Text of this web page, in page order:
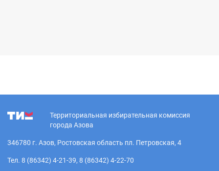
Территориальная избирательная комиссия
города Азова
346780 г. Азов, Ростовская область пл. Петровская, 4
Тел. 8 (86342) 4-21-39, 8 (86342) 4-22-70